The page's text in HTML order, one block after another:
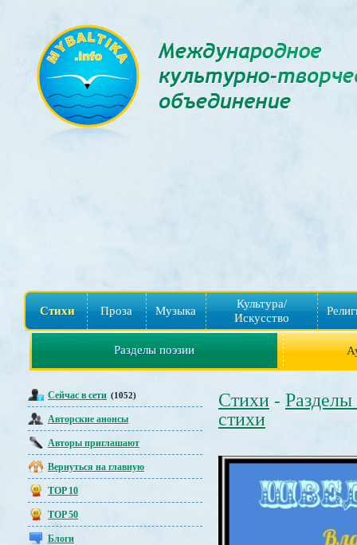
Стихи Проза Музыка
Культура/
Искусство
Разделы поэзии
Сейчас в сети (1052)
Авторские анонсы
Авторы приглашают
Вернуться на главную
TOP 10
TOP 50
Блоги
Стихи - Разделы
стихи